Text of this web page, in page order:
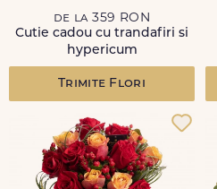
de la 359 RON
Cutie cadou cu trandafiri si
hypericum
Trimite Flori